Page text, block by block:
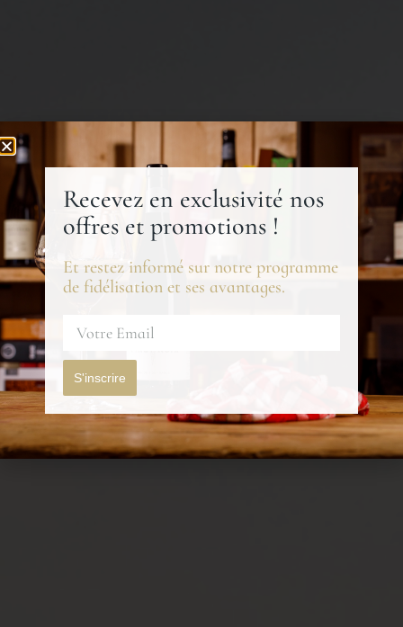
Recevez en exclusivité nos
offres et promotions !
Et restez informé sur notre programme
de fidélisation et ses avantages.
S'inscrire